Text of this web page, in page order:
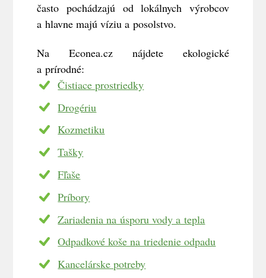
často pochádzajú od lokálnych výrobcov
a hlavne majú víziu a posolstvo.
Na Econea.cz nájdete ekologické
a prírodné:
Čistiace prostriedky
Drogériu
Kozmetiku
Tašky
Fľaše
Príbory
Zariadenia na úsporu vody a tepla
Odpadkové koše na triedenie odpadu
Kancelárske potreby